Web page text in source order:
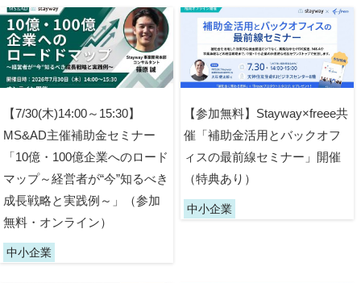
【7/30(木)14:00～15:30】
MS&AD主催補助金セミナー
「10億・100億企業へのロード
マップ～経営者が“今”知るべき
成長戦略と実践例～」（参加
無料・オンライン）
中小企業
【参加無料】Stayway×freee共
催「補助金活用とバックオフ
ィスの最前線セミナー」開催
（特典あり）
中小企業